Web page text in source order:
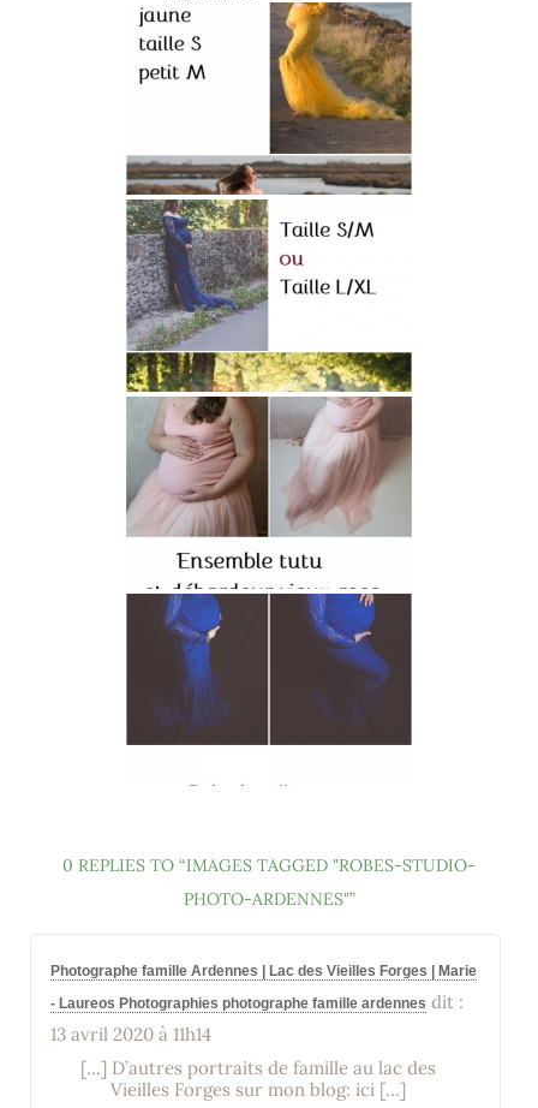
0 REPLIES TO “IMAGES TAGGED "ROBES-STUDIO-
PHOTO-ARDENNES"”
Photographe famille Ardennes | Lac des Vieilles Forges | Marie
- Laureos Photographies photographe famille ardennes dit :
13 avril 2020 à 11h14
[…] D’autres portraits de famille au lac des
Vieilles Forges sur mon blog: ici […]